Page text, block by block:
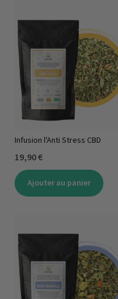
Infusion l'Anti Stress CBD
19,90 €
Ajouter au panier